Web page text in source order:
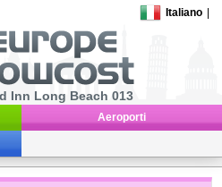
Italiano
Inn Long Beach 013
Aeroporti